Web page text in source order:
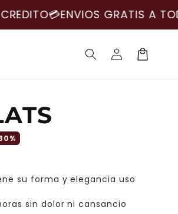
TODO EL PAIS🇨🇴🚚​PAGOS
Iniciar
sesión
Carrito
su forma y elegancia uso
sin dolor ni cansancio